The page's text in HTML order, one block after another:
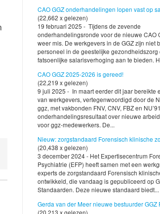
CAO GGZ onderhandelingen lopen vast op
(22,662 x gelezen)
19 februari 2025 - Tijdens de zevende
onderhandelingsronde voor de nieuwe CAO
weer mis. De werkgevers in de GGZ zijn niet
personeel in de geestelijke gezondheidszorg
fatsoenlijke salarisverhoging aan te bieden.
CAO GGZ 2025-2026 is gereed!
(22,219 x gelezen)
9 juli 2025 - In maart eerder dit jaar bereikte
van werkgevers, vertegenwoordigd door de
ggz, met vakbonden FNV, CNV, FBZ en
onderhandelingsresultaat over nieuwe
voor ggz-medewerkers. De...
Nieuw: zorgstandaard Forensisch klinische
(20,438 x gelezen)
3 december 2024 - Het Expertisecentrum
Psychiatrie (EFP) heeft samen met een
experts de zorgstandaard Forensisch
ontwikkeld, die vandaag is gepubliceerd op
Standaarden. Deze nieuwe standaard biedt...
Gerda van der Meer nieuwe bestuurder GGZ
(20,213 x gelezen)